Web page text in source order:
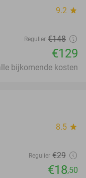
9.2 star
Regulier €148
€129
bijkomende kosten
8.5 star
Regulier €29
€18,50